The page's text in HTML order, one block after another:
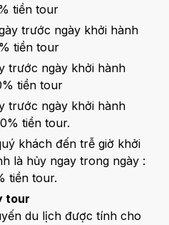
tiền tour
trước ngày khởi hành
tiền tour
trước ngày khởi hành
tiền tour
trước ngày khởi hành
tiền tour.
khách đến trễ giờ khởi
là hủy ngay trong ngày :
tiền tour.
tour
du lịch được tính cho